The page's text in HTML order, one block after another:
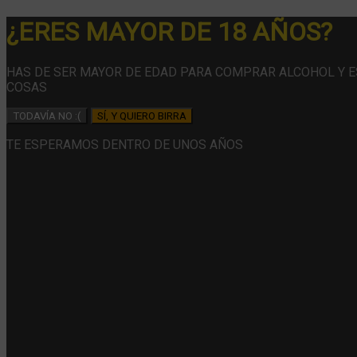
¿ERES MAYOR DE 18 AÑOS?
HAS DE SER MAYOR DE EDAD PARA COMPRAR ALCOHOL Y
COSAS
TODAVÍA NO :( SÍ, Y QUIERO BIRRA
TE ESPERAMOS DENTRO DE UNOS AÑOS